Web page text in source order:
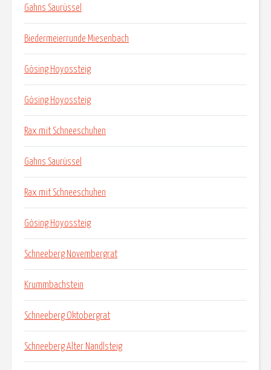
Gahns Saurüssel
Biedermeierrunde Miesenbach
Gösing Hoyossteig
Gösing Hoyossteig
Rax mit Schneeschuhen
Gahns Saurüssel
Rax mit Schneeschuhen
Gösing Hoyossteig
Schneeberg Novembergrat
Krummbachstein
Schneeberg Oktobergrat
Schneeberg Alter Nandlsteig